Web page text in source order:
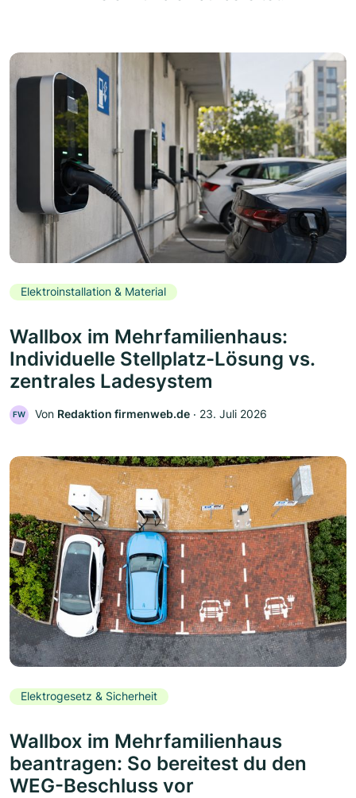
Elektroinstallation & Material
Wallbox im Mehrfamilienhaus:
Individuelle Stellplatz-Lösung vs.
zentrales Ladesystem
FW Von Redaktion firmenweb.de ‧ 23. Juli 2026
Elektrogesetz & Sicherheit
Wallbox im Mehrfamilienhaus
beantragen: So bereitest du den
WEG-Beschluss vor